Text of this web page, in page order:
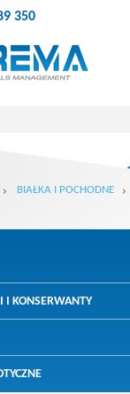
350
BIAŁKA I POCHODNE
I KONSERWANTY